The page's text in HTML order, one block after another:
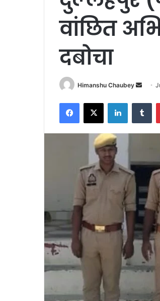
वांछित
दबोचा
Himanshu Chaubey